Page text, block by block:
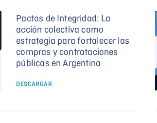
Pactos de Integridad: La
acción colectiva como
estrategia para fortalecer las
compras y contrataciones
públicas en Argentina
DESCARGAR